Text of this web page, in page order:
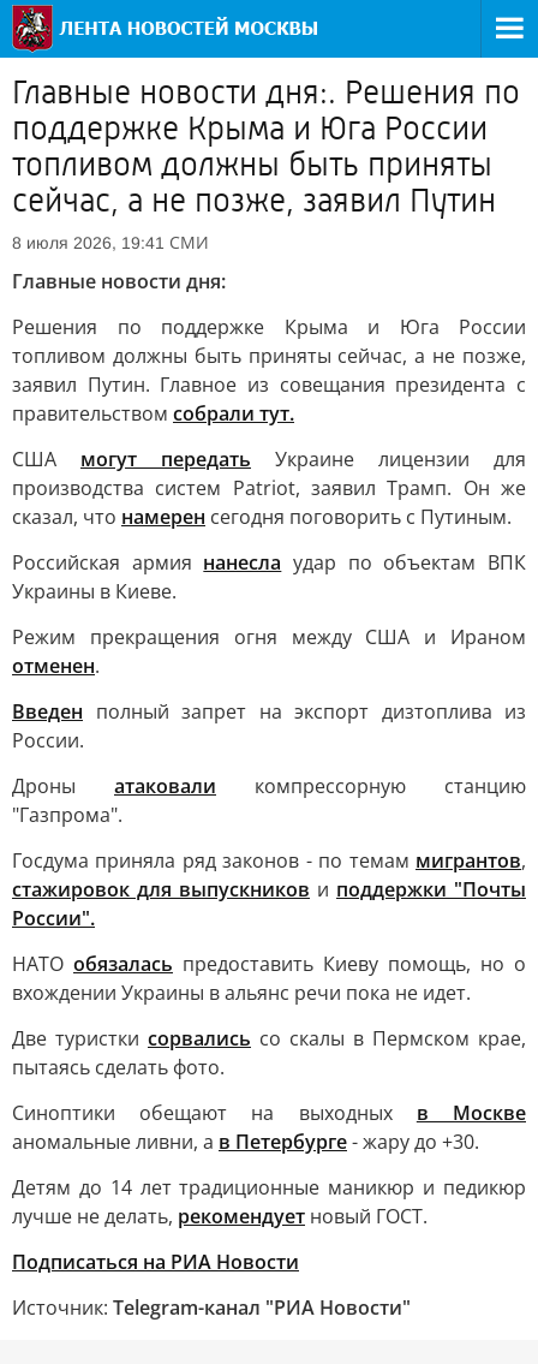
Главные новости дня:. Решения по
поддержке Крыма и Юга России
топливом должны быть приняты
сейчас, а не позже, заявил Путин
8 июля 2026, 19:41 СМИ
Главные новости дня:
Решения по поддержке Крыма и Юга России
топливом должны быть приняты сейчас, а не позже,
заявил Путин. Главное из совещания президента с
правительством собрали тут.
США могут передать Украине лицензии для
производства систем Patriot, заявил Трамп. Он же
сказал, что намерен сегодня поговорить с Путиным.
Российская армия нанесла удар по объектам ВПК
Украины в Киеве.
Режим прекращения огня между США и Ираном
отменен.
Введен полный запрет на экспорт дизтоплива из
России.
Дроны атаковали компрессорную станцию
"Газпрома".
Госдума приняла ряд законов - по темам мигрантов,
стажировок для выпускников и поддержки "Почты
России".
НАТО обязалась предоставить Киеву помощь, но о
вхождении Украины в альянс речи пока не идет.
Две туристки сорвались со скалы в Пермском крае,
пытаясь сделать фото.
Синоптики обещают на выходных в Москве
аномальные ливни, а в Петербурге- жару до +30.
Детям до 14 лет традиционные маникюр и педикюр
лучше не делать, рекомендует новый ГОСТ.
Подписаться на РИА Новости
Источник: Telegram-канал "РИА Новости"